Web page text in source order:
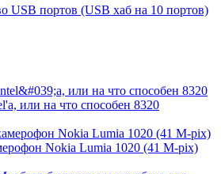
USB портов (USB хаб на 10 портов)
или на что способен 8320
Nokia Lumia 1020 (41 M-pix)